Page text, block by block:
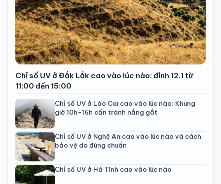
Chỉ số UV ở Đắk Lắk cao vào lúc nào: đỉnh 12.1 từ
11:00 đến 15:00
Chỉ số UV ở Lào Cai cao vào lúc nào: Khung
giờ 10h-16h cần tránh nắng gắt
Chỉ số UV ở Nghệ An cao vào lúc nào và cách
bảo vệ da đúng chuẩn
Chỉ số UV ở Hà Tĩnh cao vào lúc nào